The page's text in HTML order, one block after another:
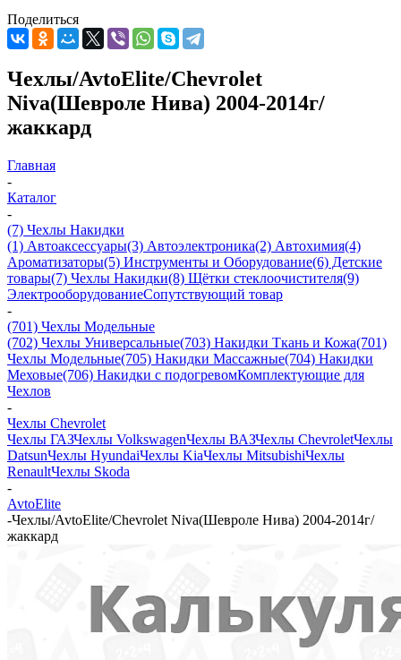
Поделиться
Чехлы/AvtoElite/Chevrolet
Niva(Шевроле Нива) 2004-2014г/
жаккард
Главная
-
Каталог
-
(7) Чехлы Накидки
(1) Автоаксессуары(3) Автоэлектроника(2) Автохимия(4)
Ароматизаторы(5) Инструменты и Оборудование(6) Детские
товары(7) Чехлы Накидки(8) Щётки стеклоочистителя(9)
ЭлектрооборудованиеСопутствующий товар
-
(701) Чехлы Модельные
(702) Чехлы Универсальные(703) Накидки Ткань и Кожа(701)
Чехлы Модельные(705) Накидки Массажные(704) Накидки
Меховые(706) Накидки с подогревомКомплектующие для
Чехлов
-
Чехлы Chevrolet
Чехлы ГАЗЧехлы VolkswagenЧехлы ВАЗЧехлы ChevroletЧехлы
DatsunЧехлы HyundaiЧехлы KiaЧехлы MitsubishiЧехлы
RenaultЧехлы Skoda
-
AvtoElite
-Чехлы/AvtoElite/Chevrolet Niva(Шевроле Нива) 2004-2014г/
жаккард